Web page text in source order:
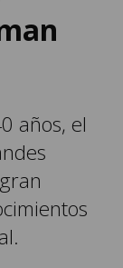
años, el